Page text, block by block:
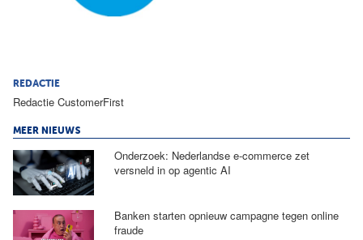
REDACTIE
Redactie CustomerFirst
MEER NIEUWS
Onderzoek: Nederlandse e-commerce zet
versneld in op agentic AI
Banken starten opnieuw campagne tegen online
fraude